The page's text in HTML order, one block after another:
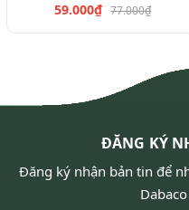
59.000₫ 77.000₫
ĐĂNG KÝ
Đăng ký nhận bản tin để